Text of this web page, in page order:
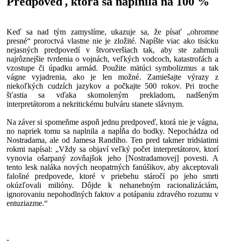
Keď sa nad tým zamyslíme, ukazuje sa, že písať „ohromne
presné“ proroctvá vlastne nie je zložité. Napíšte viac ako tisícku
nejasných predpovedí v štvorveršiach tak, aby ste zahrnuli
najrôznejšie tvrdenia o vojnách, veľkých vodcoch, katastrofách a
vzostupe či úpadku armád. Použite mätúci symbolizmus a tak
vágne vyjadrenia, ako je len možné. Zamiešajte výrazy z
niekoľkých cudzích jazykov a počkajte 500 rokov. Pri troche
šťastia sa vďaka skomoleným prekladom, nadšeným
interpretátorom a nekritickému bulváru stanete slávnym.
Na záver si spomeňme aspoň jednu predpoveď, ktorá nie je vágna,
no napriek tomu sa naplnila a napĺňa do bodky. Nepochádza od
Nostradama, ale od Jamesa Randiho. Ten pred takmer tridsiatimi
rokmi napísal: „Vždy sa objaví veľký počet interpretátorov, ktorí
vynovia ošarpaný zovňajšok jeho [Nostradamovej] povesti. A
tento lesk naláka nových neopatrných fanúšikov, aby akceptovali
falošné predpovede, ktoré v priebehu stáročí po jeho smrti
okúzľovali milióny. Dôjde k nehanebným racionalizáciám,
ignorovaniu nepohodlných faktov a potápaniu zdravého rozumu v
entuziazme.“
-